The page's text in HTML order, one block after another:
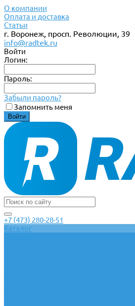
О компании
Оплата и доставка
Статьи
г. Воронеж, просп. Революции, 39
info@radtek.ru
Войти
Логин:
Пароль:
Забыли пароль?
Запомнить меня
+7 (473) 280-28-51
Каталог